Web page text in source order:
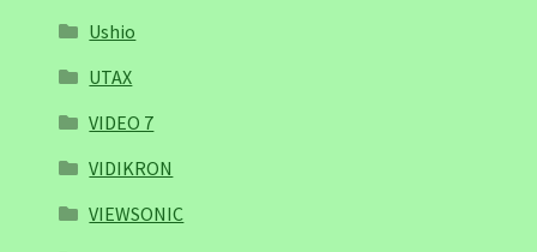
Ushio
UTAX
VIDEO 7
VIDIKRON
VIEWSONIC